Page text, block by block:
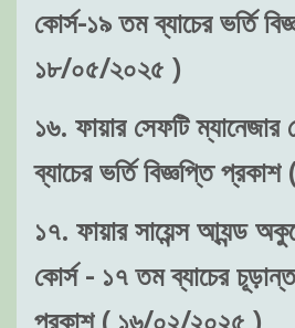
কোর্স-১৯ তম ব্যাচের ভর্তি
১৮/০৫/২০২৫ )
১৬. ফায়ার সেফটি
ব্যাচের ভর্তি বিজ্ঞপ্তি
১৭. ফায়ার সায়েন্স আ্যন্ড
কোর্স - ১৭ তম ব্যাচের
প্রকাশ ( ১৬/০২/২০২৫ )